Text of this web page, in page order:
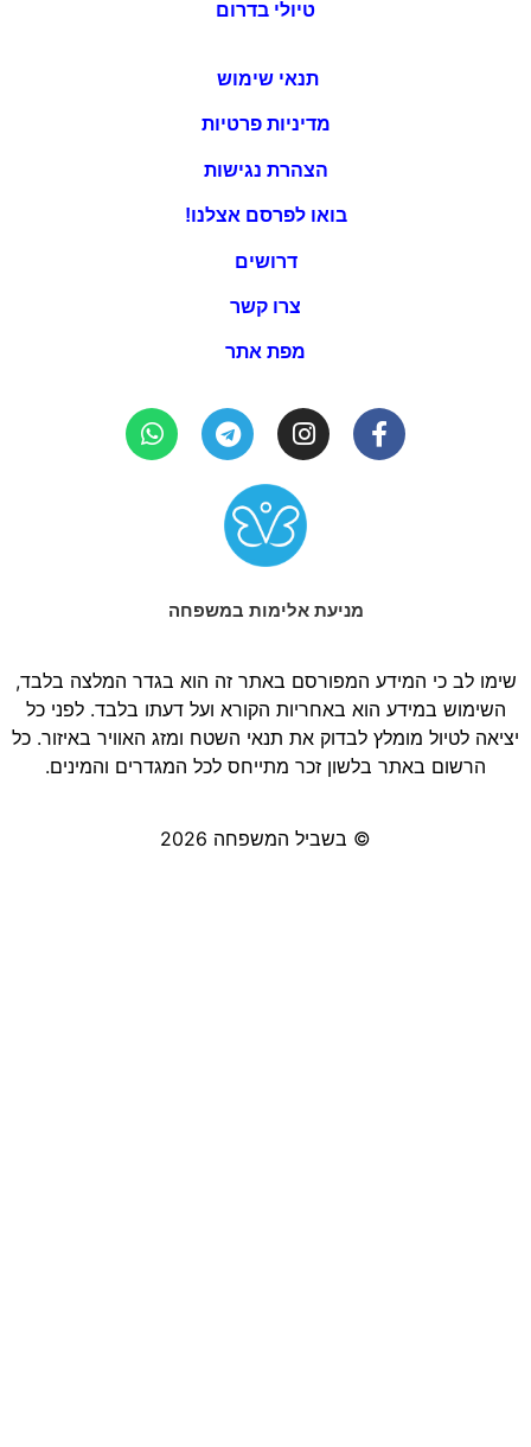
טיולי בדרום
תנאי שימוש
מדיניות פרטיות
הצהרת נגישות
בואו לפרסם אצלנו!
דרושים
צרו קשר
מפת אתר
מניעת אלימות במשפחה
שימו לב כי המידע המפורסם באתר זה הוא בגדר המלצה בלבד,
השימוש במידע הוא באחריות הקורא ועל דעתו בלבד. לפני כל
יציאה לטיול מומלץ לבדוק את תנאי השטח ומזג האוויר באיזור. כל
הרשום באתר בלשון זכר מתייחס לכל המגדרים והמינים.
© בשביל המשפחה 2026